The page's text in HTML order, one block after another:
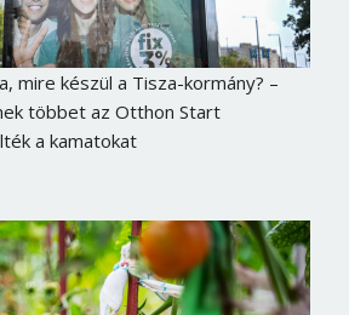
mire készül a Tisza-kormány? –
többet az Otthon Start
a kamatokat